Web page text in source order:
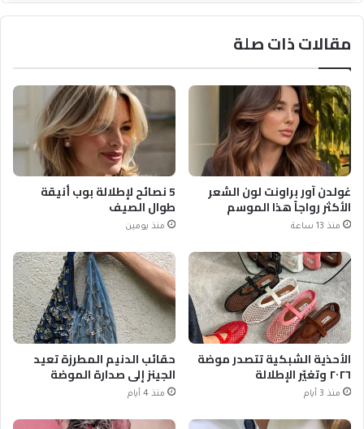
مقالات ذات صلة
غولدن آور براونت لون الشعر
الأكثر رواجاً هذا الموسم
منذ 13 ساعة
5 نصائح لإطلالة بوب أنيقة
طوال الصيف
منذ يومين
الأحذية الشبكية تتصدر موضة
٢٠٢٦ وتغيّر الإطلالة
منذ 3 أيام
حقائب الدنيم المطرزة تعيد
الجينز إلى صدارة الموضة
منذ 4 أيام